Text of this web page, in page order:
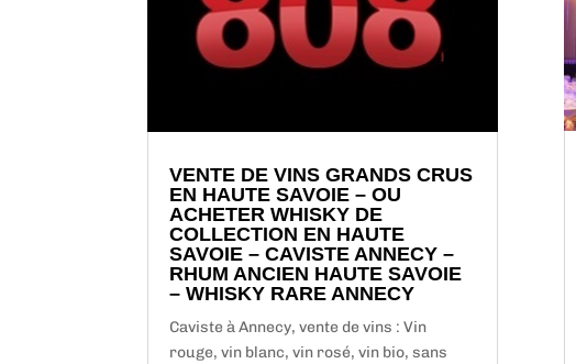
VENTE DE VINS GRANDS CRUS
EN HAUTE SAVOIE – OU
ACHETER WHISKY DE
COLLECTION EN HAUTE
SAVOIE – CAVISTE ANNECY –
RHUM ANCIEN HAUTE SAVOIE
– WHISKY RARE ANNECY
Caviste à Annecy, vente de vins : Vin
rouge, vin blanc, vin rosé, vin bio, sans